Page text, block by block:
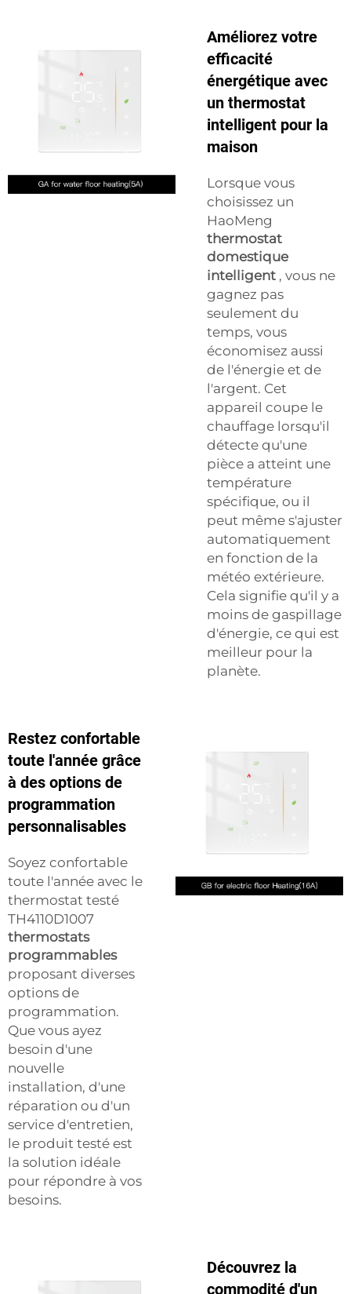
Améliorez votre
efficacité
énergétique avec
un thermostat
intelligent pour la
maison
Lorsque vous
choisissez un
HaoMeng
thermostat
domestique
intelligent , vous ne
gagnez pas
seulement du
temps, vous
économisez aussi
de l'énergie et de
l'argent. Cet
appareil coupe le
chauffage lorsqu'il
détecte qu'une
pièce a atteint une
température
spécifique, ou il
peut même s'ajuster
automatiquement
en fonction de la
météo extérieure.
Cela signifie qu'il y a
moins de gaspillage
d'énergie, ce qui est
meilleur pour la
planète.
Restez confortable
toute l'année grâce
à des options de
programmation
personnalisables
Soyez confortable
toute l'année avec le
thermostat testé
TH4110D1007
thermostats
programmables
proposant diverses
options de
programmation.
Que vous ayez
besoin d'une
nouvelle
installation, d'une
réparation ou d'un
service d'entretien,
le produit testé est
la solution idéale
pour répondre à vos
besoins.
Découvrez la
commodité d'un